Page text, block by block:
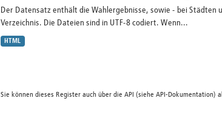
Der Datensatz enthält die Wahlergebnisse, sowie - bei
Verzeichnis. Die Dateien sind in UTF-8 codiert. Wenn...
HTML
Sie können dieses Register auch über die API (siehe API-Dokumentation)